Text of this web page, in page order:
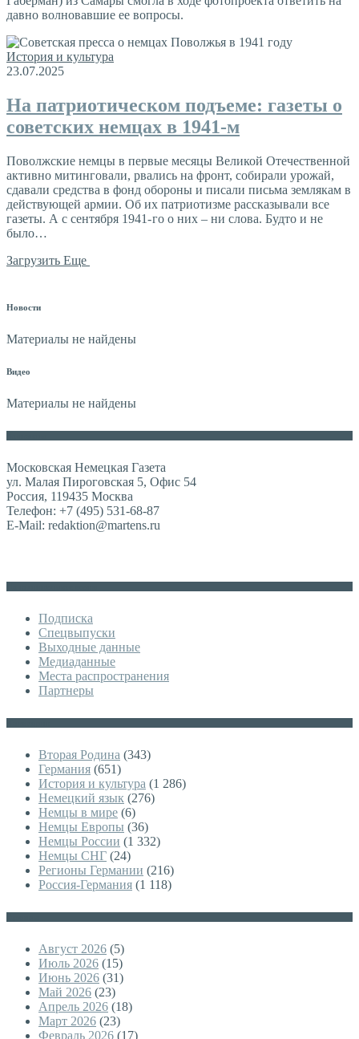
давно волновавшие ее вопросы.
История и культура
23.07.2025
На патриотическом подъеме: газеты о
советских немцах в 1941-м
Поволжские немцы в первые месяцы Великой Отечественной
активно митинговали, рвались на фронт, собирали урожай,
сдавали средства в фонд обороны и писали письма землякам в
действующей армии. Об их патриотизме рассказывали все
газеты. А с сентября 1941- го о них – ни слова. Будто и не
было…
Загрузить Еще
Новости
Материалы не найдены
Видео
Материалы не найдены
Московская Немецкая Газета
ул. Малая Пироговская 5, Офис 54
Россия, 119435 Москва
Телефон: +7 (495) 531-68-87
E-Mail: redaktion@martens.ru
Подписка
Спецвыпуски
Выходные данные
Медиаданные
Места распространения
Партнеры
Вторая Родина (343)
Германия (651)
История и культура (1 286)
Немецкий язык (276)
Немцы в мире (6)
Немцы Европы (36)
Немцы России (1 332)
Немцы СНГ (24)
Регионы Германии (216)
Россия-Германия (1 118)
Август 2026 (5)
Июль 2026 (15)
Июнь 2026 (31)
Май 2026 (23)
Апрель 2026 (18)
Март 2026 (23)
Февраль 2026 (17)